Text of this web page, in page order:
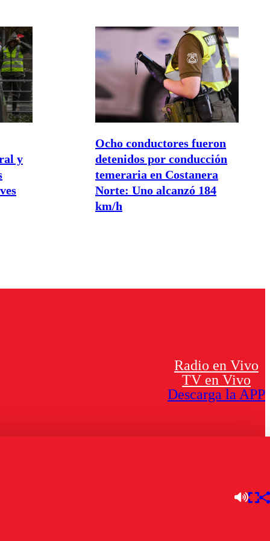
y
Ocho conductores fueron
detenidos por conducción
temeraria en Costanera
Norte: Uno alcanzó 184
km/h
Radio en Vivo
TV en Vivo
Descarga la APP